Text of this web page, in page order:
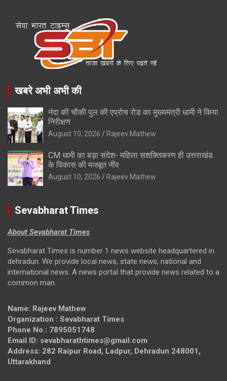
खबरे अभी अभी की
नंदा की चौकी पुल की एप्रोच रोड का मुख्यमंत्री धामी ने किया
निरीक्षण
August 10, 2026 Rajeev Mathew
CM धामी का बड़ा संदेश- महिला सशक्तिकरण ही उत्तराखंड
के विकास की मजबूत नींव
August 10, 2026 Rajeev Mathew
Sevabharat Times
About Sevabharat Times
Sevabharat Times is number 1 news website headquartered in
dehradun. We provide local news, state news, national and
international news. A news portal that provide news related to a
common man.
Name: Rajeev Mathew
Organization : Sevabharat Times
Phone No.: 7895051748
Email ID: sevabharathtimes@gmail.com
Address: 282 Raipur Road, Ladpur, Dehradun 248001,
Uttarakhand